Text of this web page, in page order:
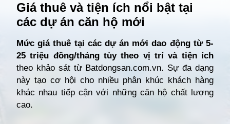
Giá thuê và tiện ích nổi bật tại
các dự án căn hộ mới
Mức giá thuê tại các dự án mới dao động từ 5-
25 triệu đồng/tháng tùy theo vị trí và tiện ích
theo khảo sát từ Batdongsan.com.vn. Sự đa dạng
này tạo cơ hội cho nhiều phân khúc khách hàng
khác nhau tiếp cận với những căn hộ chất lượng
cao.